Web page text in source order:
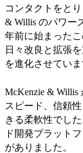
コンタクトをと
& Willis のパワー
年前に始まった
日々改良と拡張
を進化させていま
McKenzie & Willis
スピード、信頼
きる柔軟性でし
ド開発プラット
がありました。